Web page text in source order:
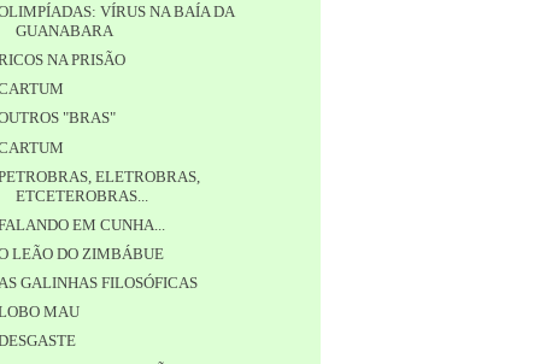
VÍRUS NA BAÍA DA
GUANABARA
NA PRISÃO
"BRAS"
ELETROBRAS,
ETCETEROBRAS...
EM CUNHA...
LEÃO DO ZIMBÁBUE
GALINHAS FILOSÓFICAS
MAU